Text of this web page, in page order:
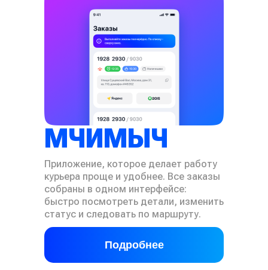
МЧИМЫЧ
Приложение, которое делает работу
курьера проще и удобнее. Все заказы
собраны в одном интерфейсе:
быстро посмотреть детали, изменить
статус и следовать по маршруту.
Подробнее